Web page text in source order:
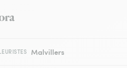
Malvillers